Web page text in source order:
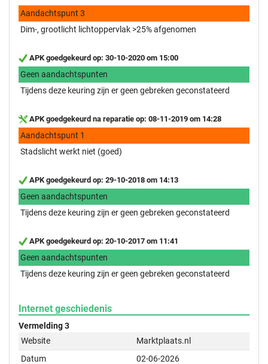
Aandachtspunt 3
Dim-, grootlicht lichtoppervlak >25% afgenomen
APK goedgekeurd op: 30-10-2020 om 15:00
Geen aandachtspunten
Tijdens deze keuring zijn er geen gebreken geconstateerd
APK goedgekeurd na reparatie op: 08-11-2019 om 14:28
Aandachtspunt 1
Stadslicht werkt niet (goed)
APK goedgekeurd op: 29-10-2018 om 14:13
Geen aandachtspunten
Tijdens deze keuring zijn er geen gebreken geconstateerd
APK goedgekeurd op: 20-10-2017 om 11:41
Geen aandachtspunten
Tijdens deze keuring zijn er geen gebreken geconstateerd
Internet geschiedenis
Vermelding 3
Website
Marktplaats.nl
Datum
02-06-2026